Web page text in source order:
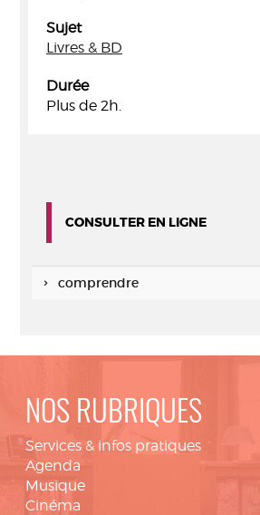
Sujet
Livres & BD
Durée
Plus de 2h.
CONSULTER EN LIGNE
comprendre
NOS RUBRIQUES
Services & infos pratiques
Agenda
Musique
Cinéma